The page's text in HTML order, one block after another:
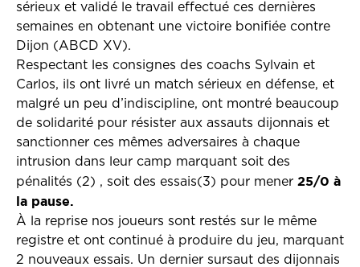
sérieux et validé le travail effectué ces dernières
semaines en obtenant une victoire bonifiée contre
Dijon (ABCD XV).
Respectant les consignes des coachs Sylvain et
Carlos, ils ont livré un match sérieux en défense, et
malgré un peu d’indiscipline, ont montré beaucoup
de solidarité pour résister aux assauts dijonnais et
sanctionner ces mêmes adversaires à chaque
intrusion dans leur camp marquant soit des
pénalités (2) , soit des essais(3) pour mener 25/0 à
la pause.
À la reprise nos joueurs sont restés sur le même
registre et ont continué à produire du jeu, marquant
2 nouveaux essais. Un dernier sursaut des dijonnais